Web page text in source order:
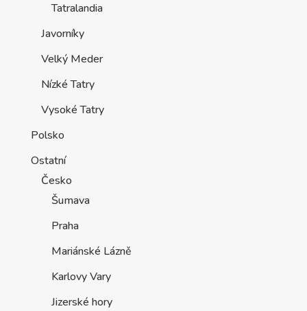
Tatralandia
Javorníky
Velký Meder
Nízké Tatry
Vysoké Tatry
Polsko
Ostatní
Česko
Šumava
Praha
Mariánské Lázně
Karlovy Vary
Jizerské hory